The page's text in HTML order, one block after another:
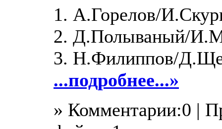
1. А.Горелов/
2. Д.Полываный/
3. Н.Филиппов/
...подробнее...»
» Комментарии:0 |